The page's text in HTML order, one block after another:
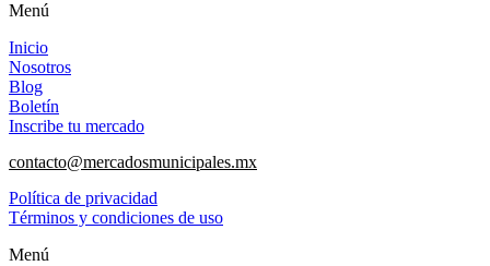
Menú
Inicio
Nosotros
Blog
Boletín
Inscribe tu mercado
contacto@mercadosmunicipales.mx
Política de privacidad
Términos y condiciones de uso
Menú